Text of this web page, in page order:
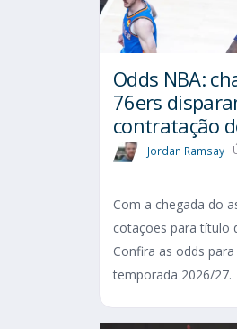
Odds NBA:
76ers
contratação
Jordan Ramsay
Com a chegada do
cotações para título
Confira as odds
temporada 2026/27.